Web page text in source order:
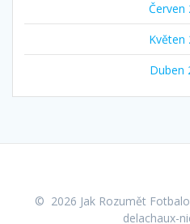
Červen
Květen
Duben
© 2026 Jak Rozumět
delachaux-